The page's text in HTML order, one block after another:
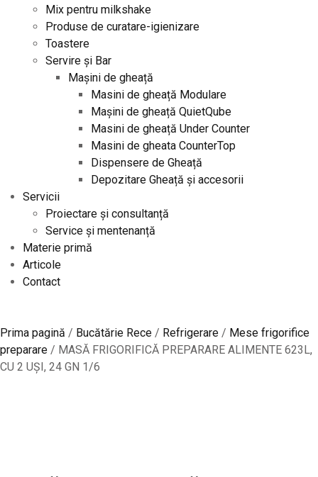
Mix pentru milkshake
Produse de curatare-igienizare
Toastere
Servire și Bar
Mașini de gheață
Masini de gheață Modulare
Mașini de gheață QuietQube
Masini de gheață Under Counter
Masini de gheata CounterTop
Dispensere de Gheață
Depozitare Gheață și accesorii
Servicii
Proiectare și consultanță
Service și mentenanță
Materie primă
Articole
Contact
Prima pagină / Bucătărie Rece / Refrigerare / Mese frigorifice
preparare / MASĂ FRIGORIFICĂ PREPARARE ALIMENTE 623L,
CU 2 UȘI, 24 GN 1/6